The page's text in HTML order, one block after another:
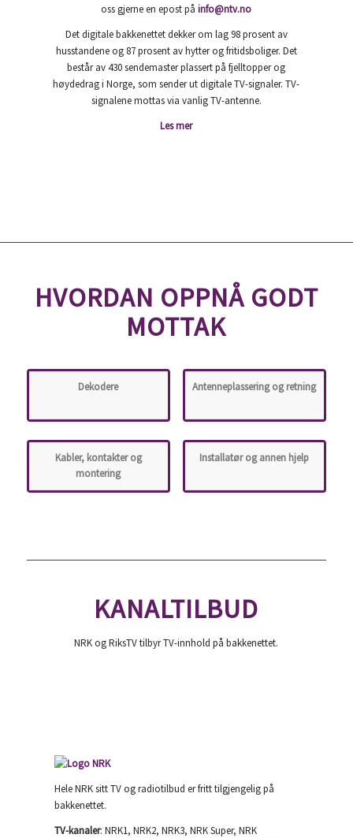
oss gjerne en epost påinfo@ntv.no
Det digitale bakkenettet dekker om lag 98 prosent av
husstandene og 87 prosent av hytter og fritidsboliger. Det
består av 430 sendemaster plassert på fjelltopper og
høydedrag i Norge, som sender ut digitale TV-signaler. TV-
signalene mottas via vanlig TV-antenne.
Les mer
HVORDAN OPPNÅGODT
MOTTAK
Dekodere Antenneplassering og retning
Kabler, kontakter og
montering
Installatør og annen hjelp
KANALTILBUD
NRK og RiksTV tilbyr TV-innhold på bakkenettet.
Hele NRK sitt TV og radiotilbud er fritt tilgjengelig på
bakkenettet.
TV-kanaler: NRK1, NRK2, NRK3, NRK Super, NRK